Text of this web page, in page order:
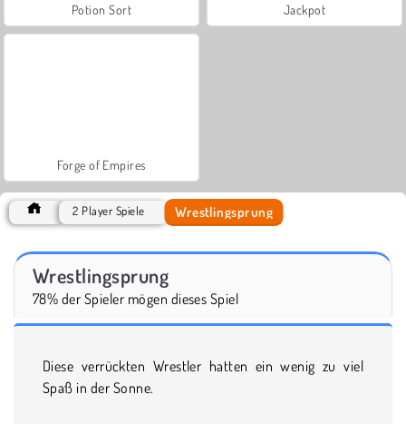
Potion Sort Jackpot
Forge of Empires
2 Player Spiele Wrestlingsprung
Wrestlingsprung
78% der Spieler mögen dieses Spiel
Diese verrückten Wrestler hatten ein wenig zu viel
Spaß in der Sonne.